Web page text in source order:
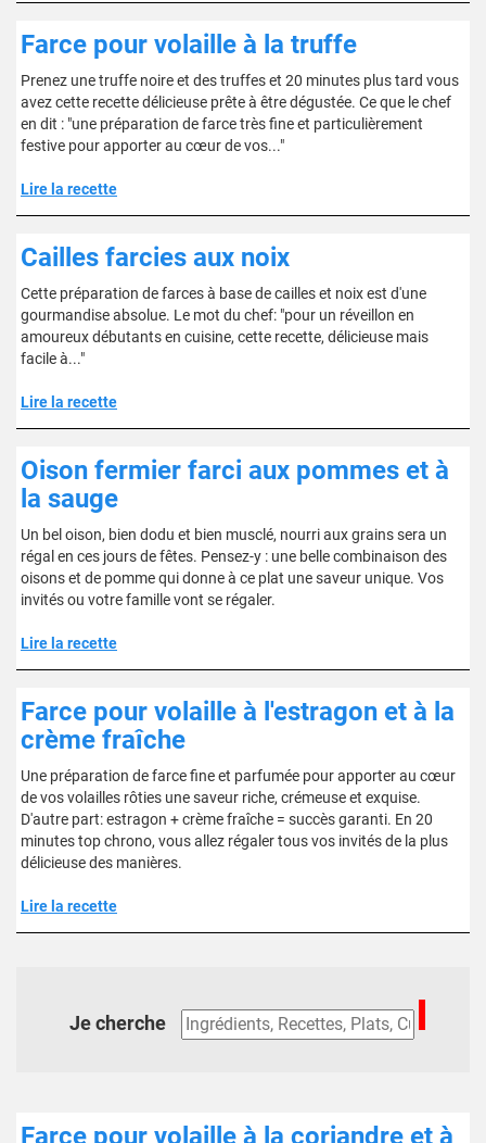
Farce pour volaille à la truffe
Prenez une truffe noire et des truffes et 20 minutes plus tard vous
avez cette recette délicieuse prête à être dégustée. Ce que le chef
en dit : "une préparation de farce très fine et particulièrement
festive pour apporter au cœur de vos..."
Lire la recette
Cailles farcies aux noix
Cette préparation de farces à base de cailles et noix est d'une
gourmandise absolue. Le mot du chef: "pour un réveillon en
amoureux débutants en cuisine, cette recette, délicieuse mais
facile à..."
Lire la recette
Oison fermier farci aux pommes et à
la sauge
Un bel oison, bien dodu et bien musclé, nourri aux grains sera un
régal en ces jours de fêtes. Pensez-y : une belle combinaison des
oisons et de pomme qui donne à ce plat une saveur unique. Vos
invités ou votre famille vont se régaler.
Lire la recette
Farce pour volaille à l'estragon et à la
crème fraîche
Une préparation de farce fine et parfumée pour apporter au cœur
de vos volailles rôties une saveur riche, crémeuse et exquise.
D'autre part: estragon + crème fraîche = succès garanti. En 20
minutes top chrono, vous allez régaler tous vos invités de la plus
délicieuse des manières.
Lire la recette
Je cherche
Farce pour volaille à la coriandre et à